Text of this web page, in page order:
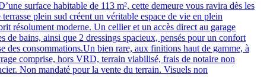
surface habitable de 113 m², cette demeure vous ravira dès les
plein sud créent un véritable espace de vie en plein
résolument moderne. Un cellier et un accès direct au garage
bains, ainsi que 2 dressings spacieux, pensés pour un confort
consommations.Un bien rare, aux finitions haut de gamme, à
comprise, hors VRD, terrain viabilisé, frais de notaire non
Non mandaté pour la vente du terrain. Visuels non